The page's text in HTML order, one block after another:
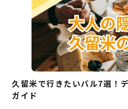
久留米で行きたいバル7選！
ガイド